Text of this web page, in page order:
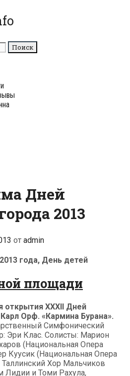
Дней
2013
от admin
года, День детей
площади
открытия XXXII Дней
Орф. «Кармина Бурана».
Симфонический
Эри Клас. Солисты: Марион
(Национальная Опера
Куусик (Национальная Опера
Таллинский Хор Мальчиков
Лидии и Томи Рахула,